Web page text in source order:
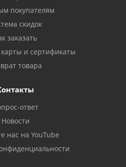
покупателям
скидок
заказать
и сертификаты
товара
ответ
Новости
нас на YouTube